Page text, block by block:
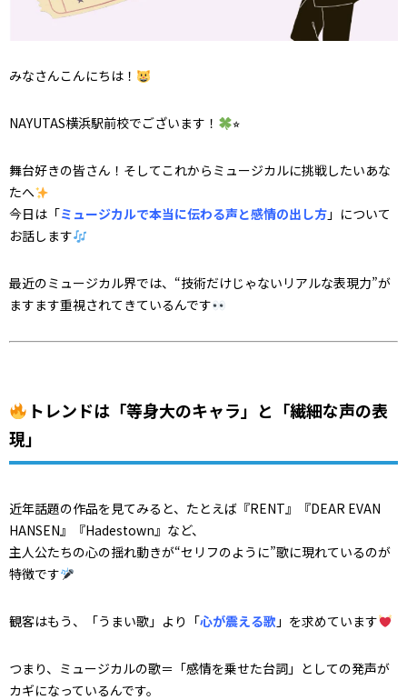
みなさんこんにちは！
NAYUTAS横浜駅前校でございます！ ⭐︎
舞台好きの皆さん！そしてこれからミュージカルに挑戦したいあな
たへ
今日は「ミュージカルで本当に伝わる声と感情の出し方 」について
お話します
最近のミュージカル界では、“技術だけじゃないリアルな表現力”が
ますます重視されてきているんです
トレンドは「等身大のキャラ」と「繊細な声の表
現」
近年話題の作品を見てみると、たとえば『RENT』『DEAR EVAN
HANSEN』『Hadestown』など、
主人公たちの心の揺れ動きが“セリフのように”歌に現れているのが
特徴です
観客はもう、「うまい歌」より「心が震える歌 」を求めています
つまり、ミュージカルの歌＝「感情を乗せた台詞」としての発声が
カギになっているんです。